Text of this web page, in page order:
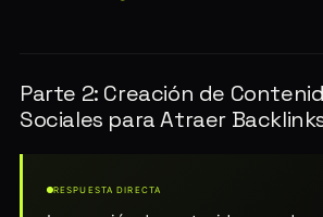
Parte 2: Creación de
Sociales para Atraer
RESPUESTA DIRECTA